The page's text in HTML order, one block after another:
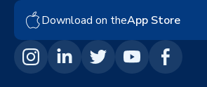
Download on theApp Store